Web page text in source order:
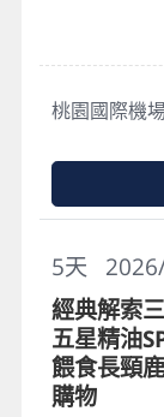
桃園國際機
5天
經典解索
五星精油
餵食長頸
購物